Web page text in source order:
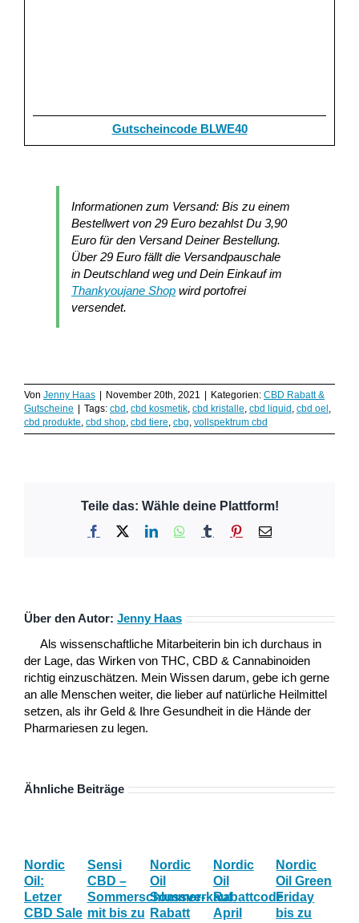
Gutscheincode BLWE40
Informationen zum Versand: Bis zu einem
Bestellwert von 29 Euro bezahlst Du 3,90
Euro für den Versand Deiner Bestellung.
Über 29 Euro fällt die Versandpauschale
in Deutschland weg und Dein Einkauf im
Thankyoujane Shopwird portofrei
versendet.
Von Jenny Haas November 20th, 2021 Kategorien: CBD Rabatt &
Gutscheine
Tags: cbd , cbd kosmetik, cbd kristalle, cbd liquid , cbd oel ,
cbd produkte, cbd shop, cbd tiere, cbg, vollspektrum cbd
Teile das: Wähle deine Plattform!
Facebook LinkedInWhatsApp
Tumblr Pinterest
E-
Über den Autor: Jenny Haas
Als wissenschaftliche Mitarbeiterin bin ich durchaus in
der Lage, das Wirken von THC, CBD & Cannabinoiden
richtig einzuschätzen. Mein Wissen darum, gebe ich gerne
an alle Menschen weiter, die lieber auf natürliche Heilmittel
setzen, als ihr Geld & Ihre Gesundheit in die Hände der
Pharmariesen zu legen.
Ähnliche Beiträge
Nordic
Oil:
Letzer
CBD Sale
Sensi
CBD –
Sommerschlussverkauf
mit bis zu
Nordic
Oil
Sommer-
Rabatt
Nordic
Oil
Rabattcode
April
Nordic
Oil Green
Friday
bis zu